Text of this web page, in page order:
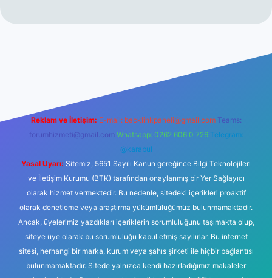
Reklam ve İletişim: E-mail: backlinkpaneli@gmail.com Teams:
forumhizmeti@gmail.com Whatsapp: 0262 606 0 726 Telegram:
@karabul
Yasal Uyarı: Sitemiz, 5651 Sayılı Kanun gereğince Bilgi Teknolojileri
ve İletişim Kurumu (BTK) tarafından onaylanmış bir Yer Sağlayıcı
olarak hizmet vermektedir. Bu nedenle, sitedeki içerikleri proaktif
olarak denetleme veya araştırma yükümlülüğümüz bulunmamaktadır.
Ancak, üyelerimiz yazdıkları içeriklerin sorumluluğunu taşımakta olup,
siteye üye olarak bu sorumluluğu kabul etmiş sayılırlar. Bu internet
sitesi, herhangi bir marka, kurum veya şahıs şirketi ile hiçbir bağlantısı
bulunmamaktadır. Sitede yalnızca kendi hazırladığımız makaleler